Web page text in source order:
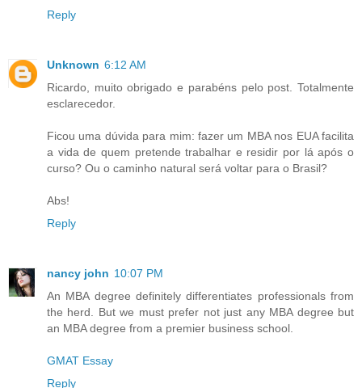
Reply
Unknown 6:12 AM
Ricardo, muito obrigado e parabéns pelo post. Totalmente
esclarecedor.
Ficou uma dúvida para mim: fazer um MBA nos EUA facilita
a vida de quem pretende trabalhar e residir por lá após o
curso? Ou o caminho natural será voltar para o Brasil?
Abs!
Reply
nancy john 10:07 PM
An MBA degree definitely differentiates professionals from
the herd. But we must prefer not just any MBA degree but
an MBA degree from a premier business school.
GMAT Essay
Reply